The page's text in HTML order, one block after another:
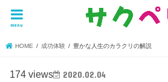
menu
HOME 成功体験 豊かな人生のカラクリの解説
174 views 2020.02.04